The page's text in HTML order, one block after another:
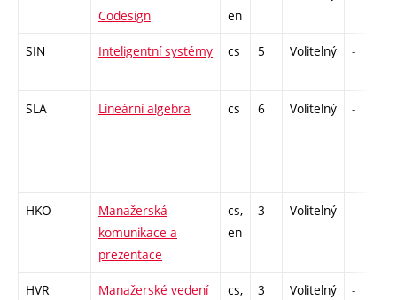
Codesign
en
SIN Inteligentní systémy cs 5 Volitelný -
SLA Lineární algebra cs 6 Volitelný -
HKO
Manažerská
komunikace a
prezentace
cs,
en
3 Volitelný -
HVR
Manažerské vedení
cs,
3 Volitelný -